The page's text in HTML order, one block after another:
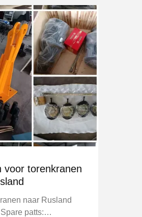
voor torenkranen
naar Rusland
patts: